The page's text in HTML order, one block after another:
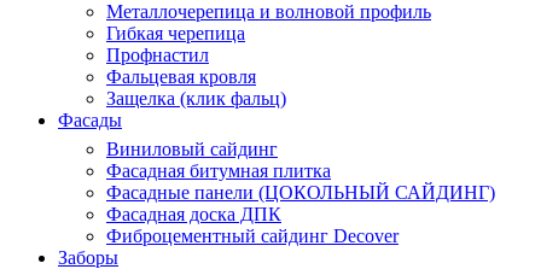
Металлочерепица и волновой профиль
Гибкая черепица
Профнастил
Фальцевая кровля
Защелка (клик фальц)
Фасады
Виниловый сайдинг
Фасадная битумная плитка
Фасадные панели (ЦОКОЛЬНЫЙ САЙДИНГ)
Фасадная доска ДПК
Фиброцементный сайдинг Decover
Заборы